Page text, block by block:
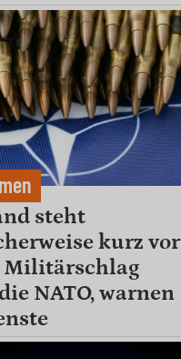
steht
kurz vor
Militärschlag
NATO, warnen